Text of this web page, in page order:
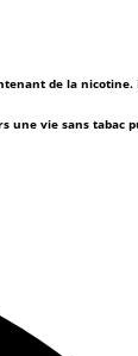
de la
une vie sans tabac